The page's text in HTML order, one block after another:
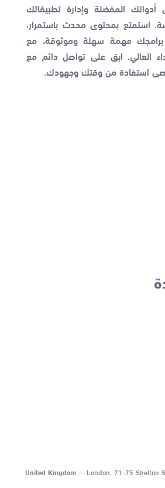
المفضلة وإدارة تطبيقاتك
استمتع بمحتوى محدث باستمرار،
مهمة سهلة وموثوقة، مع
العالي. ابق على تواصل دائم مع
استفادة من وقتك وجهودك.
United Kingdom — London, 71-75 Shelton